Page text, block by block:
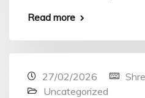
Read more
27/02/2026
Uncategorized